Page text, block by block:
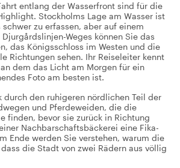
entlang der Wasserfront sind für die
Stockholms Lage am Wasser ist
schwer zu erfassen, aber auf einem
Weges können Sie das
das Königsschloss im Westen und die
Richtungen sehen. Ihr Reiseleiter kennt
dem das Licht am Morgen für ein
Foto am besten ist.
durch den ruhigeren nördlichen Teil der
und Pferdeweiden, die die
finden, bevor sie zurück in Richtung
Nachbarschaftsbäckerei eine Fika-
Ende werden Sie verstehen, warum die
die Stadt von zwei Rädern aus völlig